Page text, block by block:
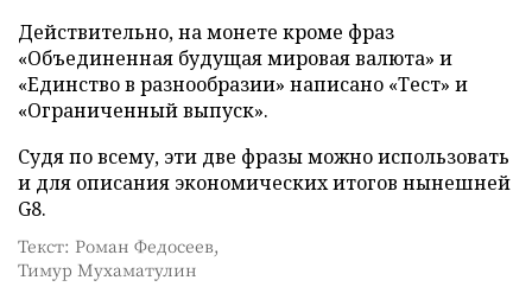
Действительно, на монете кроме фраз
«Объединенная будущая мировая валюта» и
«Единство в разнообразии» написано «Тест» и
«Ограниченный выпуск».
Судя по всему, эти две фразы можно использовать
и для описания экономических итогов нынешней
G8.
Текст: Роман Федосеев,
Тимур Мухаматулин